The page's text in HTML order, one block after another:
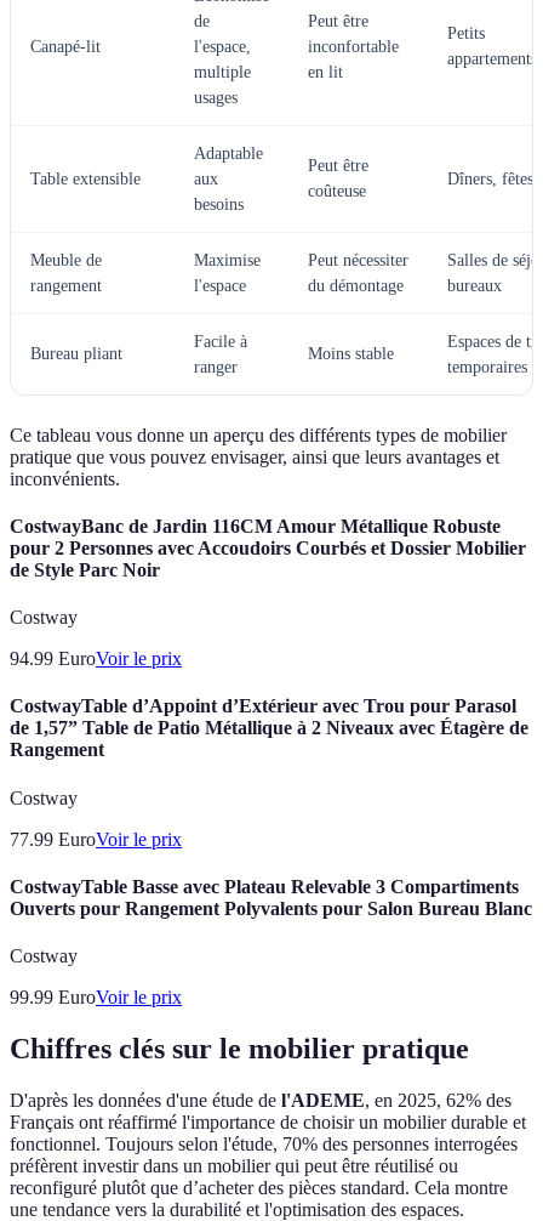
Canapé-lit
de
l'espace,
multiple
usages
Peut être
inconfortable
en lit
Petits
appartements
Table extensible
Adaptable
aux
besoins
Peut être
coûteuse
Dîners, fêtes
Meuble de
rangement
Maximise
l'espace
Peut nécessiter
du démontage
Salles de
bureaux
Bureau pliant
Facile à
ranger
Moins stable
Espaces de
temporaires
Ce tableau vous donne un aperçu des différents types de mobilier
pratique que vous pouvez envisager, ainsi que leurs avantages et
inconvénients.
CostwayBanc de Jardin 116CM Amour Métallique Robuste
pour 2 Personnes avec Accoudoirs Courbés et Dossier Mobilier
de Style Parc Noir
Costway
94.99 EuroVoir le prix
CostwayTable d’Appoint d’Extérieur avec Trou pour Parasol
de 1,57” Table de Patio Métallique à 2 Niveaux avec Étagère de
Rangement
Costway
77.99 EuroVoir le prix
CostwayTable Basse avec Plateau Relevable 3 Compartiments
Ouverts pour Rangement Polyvalents pour Salon Bureau Blanc
Costway
99.99 EuroVoir le prix
Chiffres clés sur le mobilier pratique
D'après les données d'une étude de l'ADEME, en 2025, 62% des
Français ont réaffirmé l'importance de choisir un mobilier durable et
fonctionnel. Toujours selon l'étude, 70% des personnes interrogées
préfèrent investir dans un mobilier qui peut être réutilisé ou
reconfiguré plutôt que d’acheter des pièces standard. Cela montre
une tendance vers la durabilité et l'optimisation des espaces.